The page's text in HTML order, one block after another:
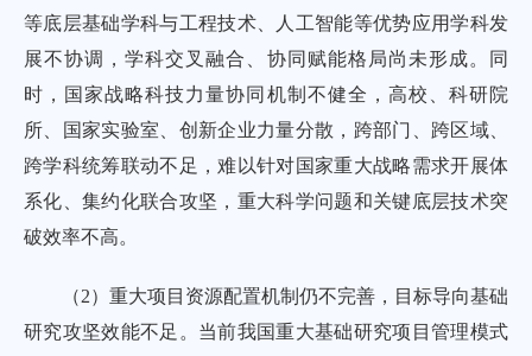
等底层基础学科与工程技术、人工智能等优势应用学科发
展不协调，学科交叉融合、协同赋能格局尚未形成。同
时，国家战略科技力量协同机制不健全，高校、科研院
所、国家实验室、创新企业力量分散，跨部门、跨区域、
跨学科统筹联动不足，难以针对国家重大战略需求开展体
系化、集约化联合攻坚，重大科学问题和关键底层技术突
破效率不高。
（2）重大项目资源配置机制仍不完善，目标导向基础
研究攻坚效能不足。当前我国重大基础研究项目管理模式